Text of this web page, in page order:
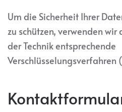
Um die Sicherheit Ihrer
zu schützen, verwenden
der Technik entsprechende
Verschlüsselungsverfahren